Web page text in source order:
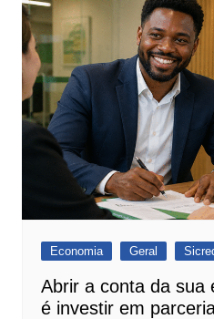
Economia Geral
Abrir a conta da sua
é investir em